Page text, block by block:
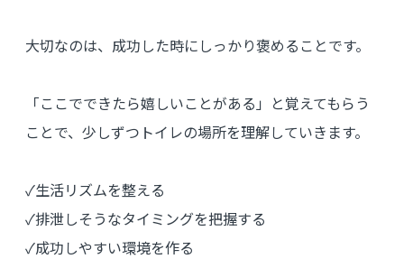
大切なのは、成功した時にしっかり褒めることです。
「ここでできたら嬉しいことがある」と覚えてもらう
ことで、少しずつトイレの場所を理解していきます。
✓生活リズムを整える
✓排泄しそうなタイミングを把握する
✓成功しやすい環境を作る